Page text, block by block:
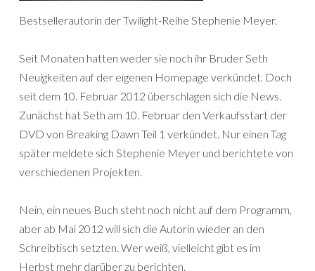
Bestsellerautorin der Twilight-Reihe Stephenie Meyer.
Seit Monaten hatten weder sie noch ihr Bruder Seth
Neuigkeiten auf der eigenen Homepage verkündet. Doch
seit dem 10. Februar 2012 überschlagen sich die News.
Zunächst hat Seth am 10. Februar den Verkaufsstart der
DVD von Breaking Dawn Teil 1 verkündet. Nur einen Tag
später meldete sich Stephenie Meyer und berichtete von
verschiedenen Projekten.
Nein, ein neues Buch steht noch nicht auf dem Programm,
aber ab Mai 2012 will sich die Autorin wieder an den
Schreibtisch setzten. Wer weiß, vielleicht gibt es im
Herbst mehr darüber zu berichten.